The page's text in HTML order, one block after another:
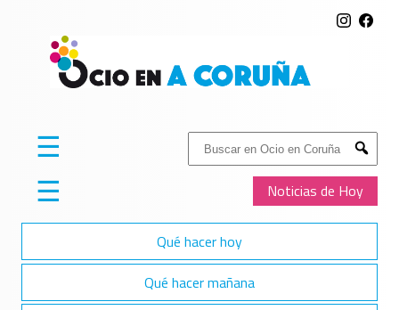
Buscar:
Submit
Noticias de Hoy
☰
☰
Qué hacer hoy
Qué hacer mañana